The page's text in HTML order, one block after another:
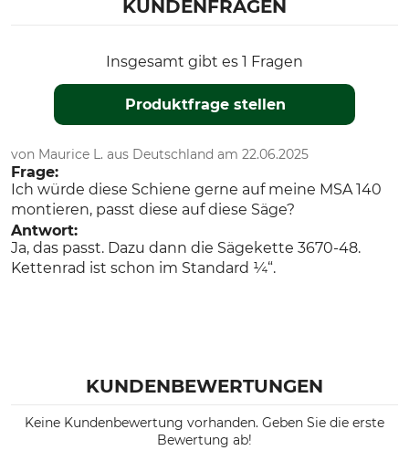
KUNDENFRAGEN
Insgesamt gibt es 1 Fragen
Produktfrage stellen
von Maurice L. aus Deutschland am 22.06.2025
Frage:
Ich würde diese Schiene gerne auf meine MSA 140
montieren, passt diese auf diese Säge?
Antwort:
Ja, das passt. Dazu dann die Sägekette 3670-48.
Kettenrad ist schon im Standard ¼“.
KUNDENBEWERTUNGEN
Keine Kundenbewertung vorhanden. Geben Sie die erste
Bewertung ab!